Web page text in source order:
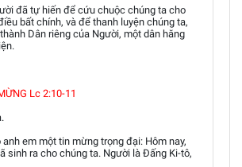
đã tự hiến để cứu chuộc chúng ta cho
bất chính, và để thanh luyện chúng ta,
Dân riêng của Người, một dân hăng
Lc 2:10-11
anh em một tin mừng trọng đại: Hôm nay,
sinh ra cho chúng ta. Người là Đấng Ki-tô,